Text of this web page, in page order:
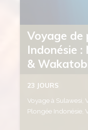
Voyage de
Indonésie :
&
23 JOURS
Voyage à Sulawesi,
Plongée Indonésie,